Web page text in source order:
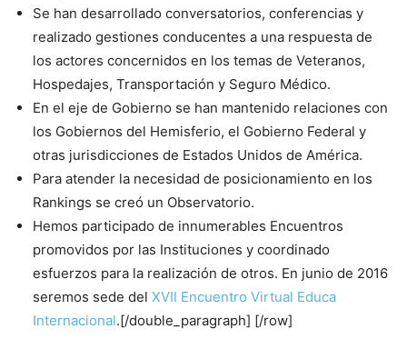
Se han desarrollado conversatorios, conferencias y
realizado gestiones conducentes a una respuesta de
los actores concernidos en los temas de Veteranos,
Hospedajes, Transportación y Seguro Médico.
En el eje de Gobierno se han mantenido relaciones con
los Gobiernos del Hemisferio, el Gobierno Federal y
otras jurisdicciones de Estados Unidos de América.
Para atender la necesidad de posicionamiento en los
Rankings se creó un Observatorio.
Hemos participado de innumerables Encuentros
promovidos por las Instituciones y coordinado
esfuerzos para la realización de otros. En junio de 2016
seremos sede del XVII Encuentro Virtual Educa
Internacional.[/double_paragraph] [/row]